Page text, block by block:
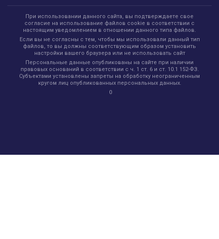
При использовании данного сайта, вы подтверждаете свое
согласие на использование файлов cookie в соответствии с
настоящим уведомлением в отношении данного типа файлов.
Если вы не согласны с тем, чтобы мы использовали данный тип
файлов, то вы должны соответствующим образом установить
настройки вашего браузера или не использовать сайт
Персональные данные опубликованы на сайте при наличии
правовых оснований в соответствии с ч. 1 ст. 6 и ст. 10.1 152-ФЗ.
Субъектами установлены запреты на обработку неограниченным
кругом лиц опубликованных персональных данных.
0